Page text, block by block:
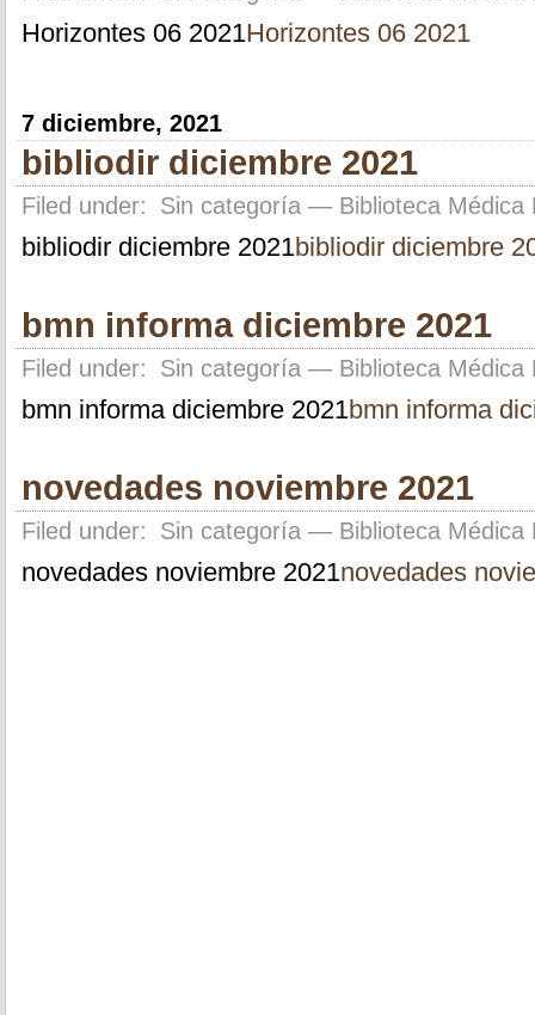
Horizontes 06 2021Horizontes 06 2021
7 diciembre, 2021
bibliodir diciembre 2021
Filed under: Sin categoría— Biblioteca Médica
bibliodir diciembre 2021bibliodir diciembre
bmn informa diciembre 2021
Filed under: Sin categoría— Biblioteca Médica
bmn informa diciembre 2021bmn informa
novedades noviembre 2021
Filed under: Sin categoría— Biblioteca Médica
novedades noviembre 2021novedades